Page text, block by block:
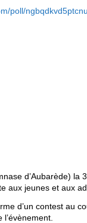
poll/
d’Aubarède)
aux jeunes et aux
d’un contest